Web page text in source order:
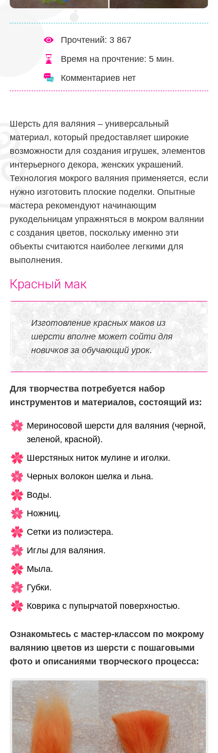
Прочтений: 3 867
Время на прочтение: 5 мин.
Комментариев нет
Шерсть для валяния – универсальный
материал, который предоставляет широкие
возможности для создания игрушек, элементов
интерьерного декора, женских украшений.
Технология мокрого валяния применяется, если
нужно изготовить плоские поделки. Опытные
мастера рекомендуют начинающим
рукодельницам упражняться в мокром валянии
с создания цветов, поскольку именно эти
объекты считаются наиболее легкими для
выполнения.
Красный мак
Изготовление красных маков из
шерсти вполне может сойти для
новичков за обучающий урок.
Для творчества потребуется набор
инструментов и материалов, состоящий из:
Мериносовой шерсти для валяния (черной,
зеленой, красной).
Шерстяных ниток мулине и иголки.
Черных волокон шелка и льна.
Воды.
Ножниц.
Сетки из полиэстера.
Иглы для валяния.
Мыла.
Губки.
Коврика с пупырчатой поверхностью.
Ознакомьтесь с мастер-классом по мокрому
валянию цветов из шерсти с пошаговыми
фото и описаниями творческого процесса: